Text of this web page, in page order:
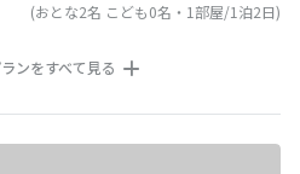
(おとな2名 こども0名・1部屋/1泊2日)
ンをすべて見る